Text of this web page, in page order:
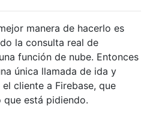
manera de hacerlo es
la consulta real de
función de nube. Entonces
única llamada de ida y
cliente a Firebase, que
que está pidiendo.